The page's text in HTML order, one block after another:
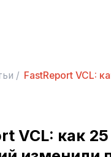
/ FastReport VCL:
VCL: как